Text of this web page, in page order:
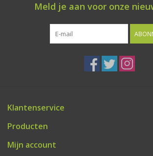
Meld je aan voor onze
Klantenservice
Producten
Mijn account